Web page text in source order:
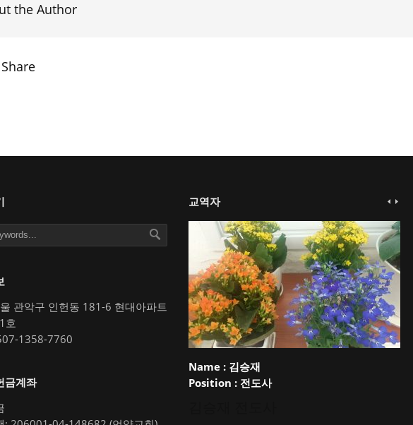
the Author
관악구 인헌동 181-6 현대아파트
호
1358-7760
금계좌
교역자
Name :김승재
Position :전도사